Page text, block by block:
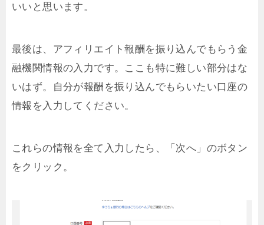
いいと思います。
最後は、アフィリエイト報酬を振り込んでもらう金
融機関情報の入力です。ここも特に難しい部分はな
いはず。自分が報酬を振り込んでもらいたい口座の
情報を入力してください。
これらの情報を全て入力したら、「次へ」のボタン
をクリック。